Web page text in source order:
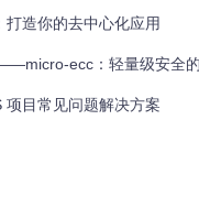
造你的去中心化应用
ecc：轻量级安全
项目常见问题解决方案